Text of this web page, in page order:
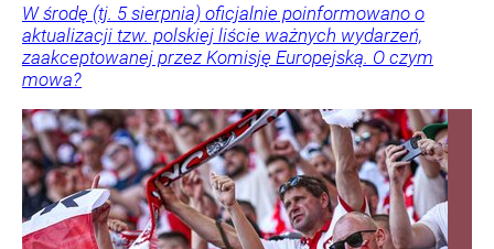
W środę (tj. 5 sierpnia) oficjalnie poinformowano o
aktualizacji tzw. polskiej liście ważnych wydarzeń,
zaakceptowanej przez Komisję Europejską. O czym
mowa?